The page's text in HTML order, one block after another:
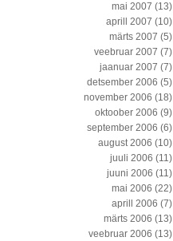
mai 2007 (13)
aprill 2007 (10)
märts 2007 (5)
veebruar 2007 (7)
jaanuar 2007 (7)
detsember 2006 (5)
november 2006 (18)
oktoober 2006 (9)
september 2006 (6)
august 2006 (10)
juuli 2006 (11)
juuni 2006 (11)
mai 2006 (22)
aprill 2006 (7)
märts 2006 (13)
veebruar 2006 (13)